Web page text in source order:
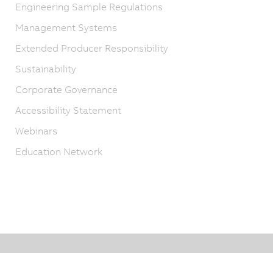
Engineering Sample Regulations
Management Systems
Extended Producer Responsibility
Sustainability
Corporate Governance
Accessibility Statement
Webinars
Education Network